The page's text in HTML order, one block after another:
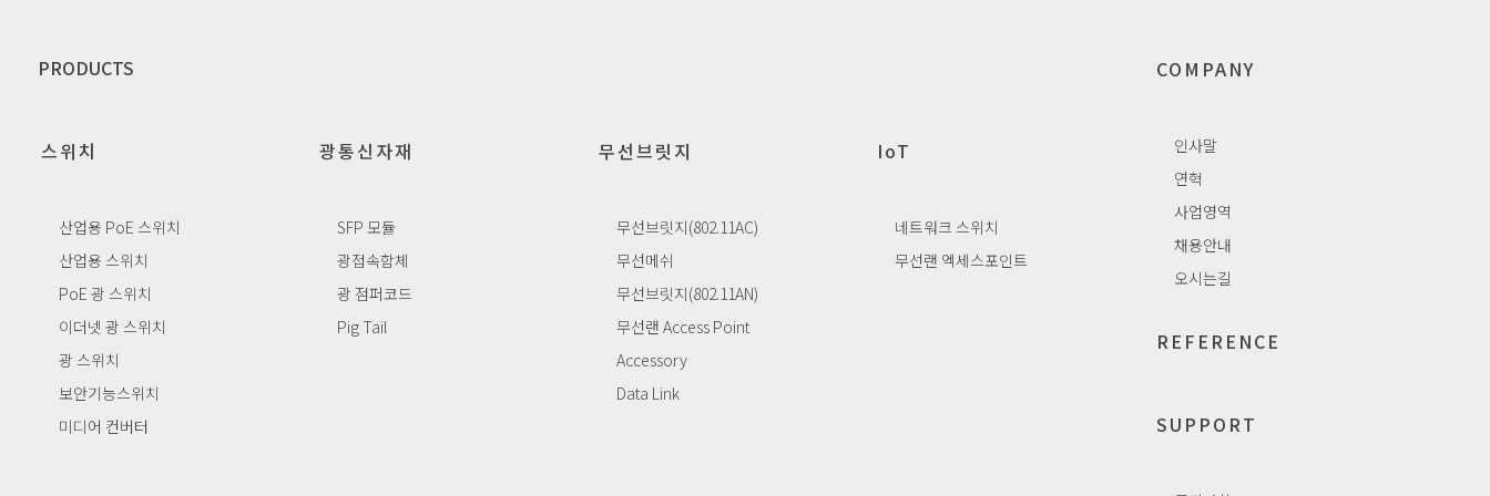
PRODUCTS
스위치
산업용 PoE 스위치
산업용 스위치
PoE 광 스위치
이더넷 광 스위치
광 스위치
보안기능스위치
미디어 컨버터
광통신자재
SFP 모듈
광접속함체
광 점퍼코드
Pig Tail
무선브릿지
무선브릿지(802.11AC)
무선메쉬
무선브릿지(802.11AN)
무선랜 Access Point
Accessory
Data Link
IoT
네트워크 스위치
무선랜 엑세스포인트
COMPANY
인사말
연혁
사업영역
채용안내
오시는길
REFERENCE
SUPPORT